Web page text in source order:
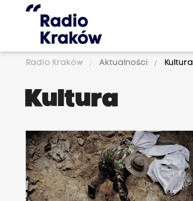
Radio Kraków Aktualności Kultura
Kultura